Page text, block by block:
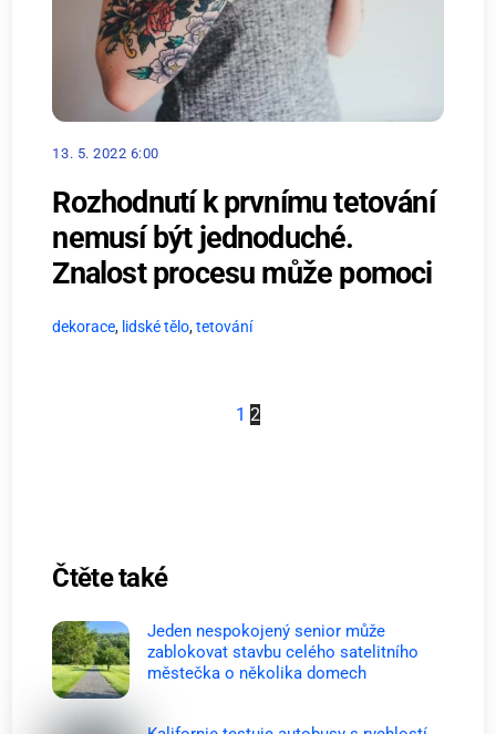
13. 5. 2022 6:00
Rozhodnutí k prvnímu tetování
nemusí být jednoduché.
Znalost procesu může pomoci
dekorace, lidské tělo,tetování
1 2
Čtěte také
Jeden nespokojený senior může
zablokovat stavbu celého satelitního
městečka o několika domech